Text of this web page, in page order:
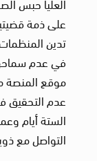
على ذمة
تدين
في عدم
موقع المنصة
عدم التحقيق
الستة أيام
التواصل مع